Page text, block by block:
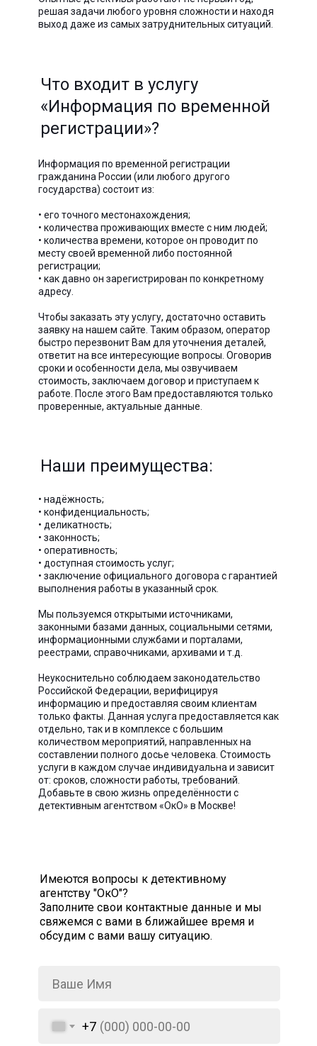
решая задачи любого уровня сложности и находя
выход даже из самых затруднительных ситуаций.
Информация по временной регистрации
гражданина России (или любого другого
государства) состоит из:
• его точного местонахождения;
• количества проживающих вместе с ним людей;
• количества времени, которое он проводит по
месту своей временной либо постоянной
регистрации;
• как давно он зарегистрирован по конкретному
адресу.
Чтобы заказать эту услугу, достаточно оставить
заявку на нашем сайте. Таким образом, оператор
быстро перезвонит Вам для уточнения деталей,
ответит на все интересующие вопросы. Оговорив
сроки и особенности дела, мы озвучиваем
стоимость, заключаем договор и приступаем к
работе. После этого Вам предоставляются только
проверенные, актуальные данные.
Что входит в услугу
«Информация по временной
регистрации»?
• надёжность;
• конфиденциальность;
• деликатность;
• законность;
• оперативность;
• доступная стоимость услуг;
• заключение официального договора с гарантией
выполнения работы в указанный срок.
Мы пользуемся открытыми источниками,
законными базами данных, социальными сетями,
информационными службами и порталами,
реестрами, справочниками, архивами и т.д.
Неукоснительно соблюдаем законодательство
Российской Федерации, верифицируя
информацию и предоставляя своим клиентам
только факты. Данная услуга предоставляется как
отдельно, так и в комплексе с большим
количеством мероприятий, направленных на
составлении полного досье человека. Стоимость
услуги в каждом случае индивидуальна и зависит
от: сроков, сложности работы, требований.
Добавьте в свою жизнь определённости с
детективным агентством «ОкО» в Москве!
Наши преимущества:
Имеются вопросы к детективному
агентству "ОкО"?
Заполните свои контактные данные и мы
свяжемся с вами в ближайшее время и
обсудим с вами вашу ситуацию.
+7